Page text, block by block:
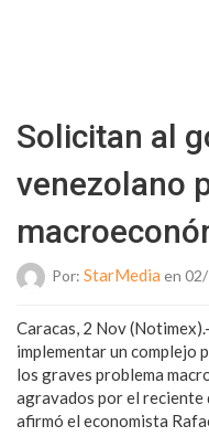
Solicitan al
venezolano
Por: StarMedia en
Caracas, 2 Nov
implementar un complejo
los graves problema
agravados por el reciente
afirmó el economista